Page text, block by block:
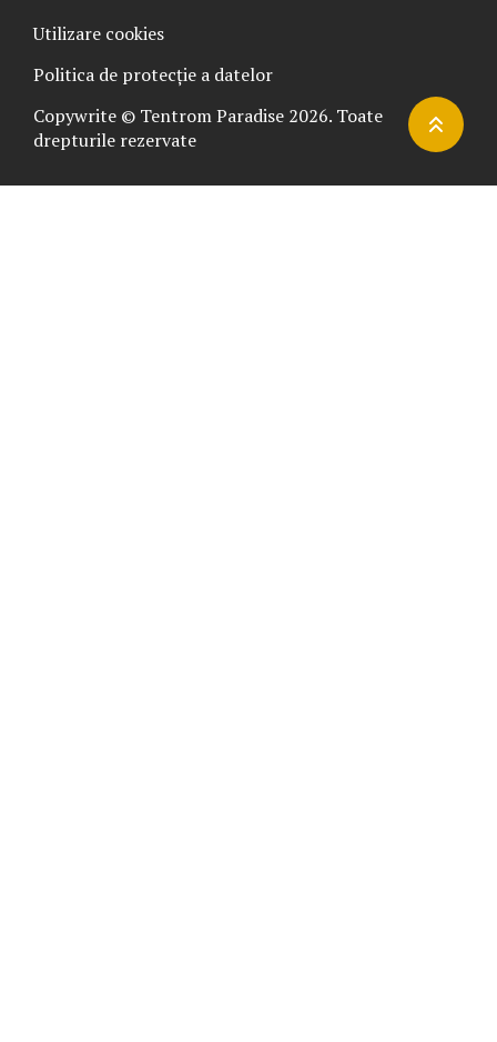
Copywrite © Tentrom Paradise 2026. Toate
drepturile rezervate
Politica de protecție a datelor
Utilizare cookies